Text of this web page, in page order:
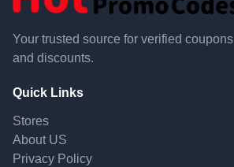
Your trusted source for verified coupons
and discounts.
Quick Links
Stores
About US
Privacy Policy